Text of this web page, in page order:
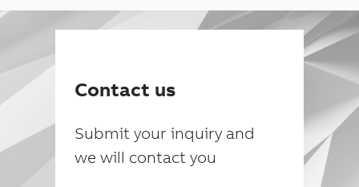
Contact us
Submit your inquiry and
we will contact you